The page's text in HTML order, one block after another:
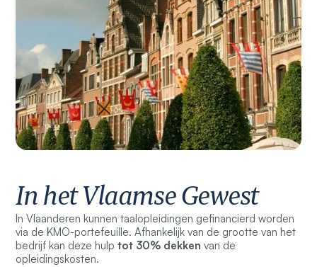
In het Vlaamse Gewest
In Vlaanderen kunnen taalopleidingen gefinancierd worden
via de KMO-portefeuille. Afhankelijk van de grootte van het
bedrijf kan deze hulptot 30% dekken van de
opleidingskosten.